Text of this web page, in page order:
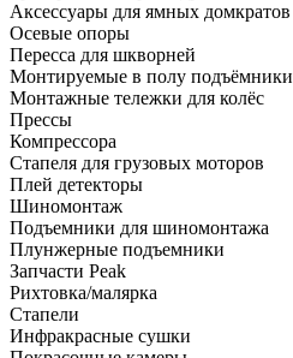
Аксессуары для ямных домкратов
Осевые опоры
Пересса для шкворней
Монтируемые в полу подъёмники
Монтажные тележки для колёс
Прессы
Компрессора
Стапеля для грузовых моторов
Плей детекторы
Шиномонтаж
Подъемники для шиномонтажа
Плунжерные подъемники
Запчасти Peak
Рихтовка/малярка
Стапели
Инфракрасные сушки